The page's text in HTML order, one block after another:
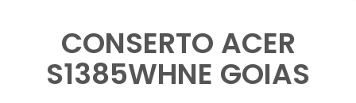
CONSERTO ACER
S1385WHNE GOIAS